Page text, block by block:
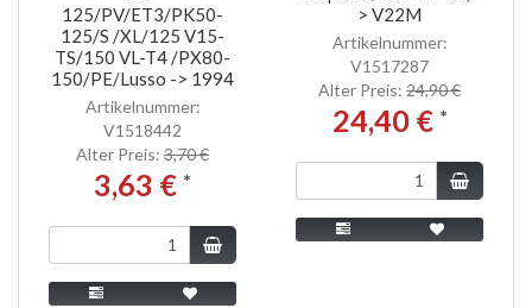
125/PV/ET3/PK50-
125/S /XL/125 V15-
TS/150 VL-T4 /PX80-
150/PE/Lusso -> 1994
Artikelnummer:
V1518442
Alter Preis: 3,70 €
3,63 € *
> V22M
Artikelnummer:
V1517287
Alter Preis: 24,90 €
24,40 € *